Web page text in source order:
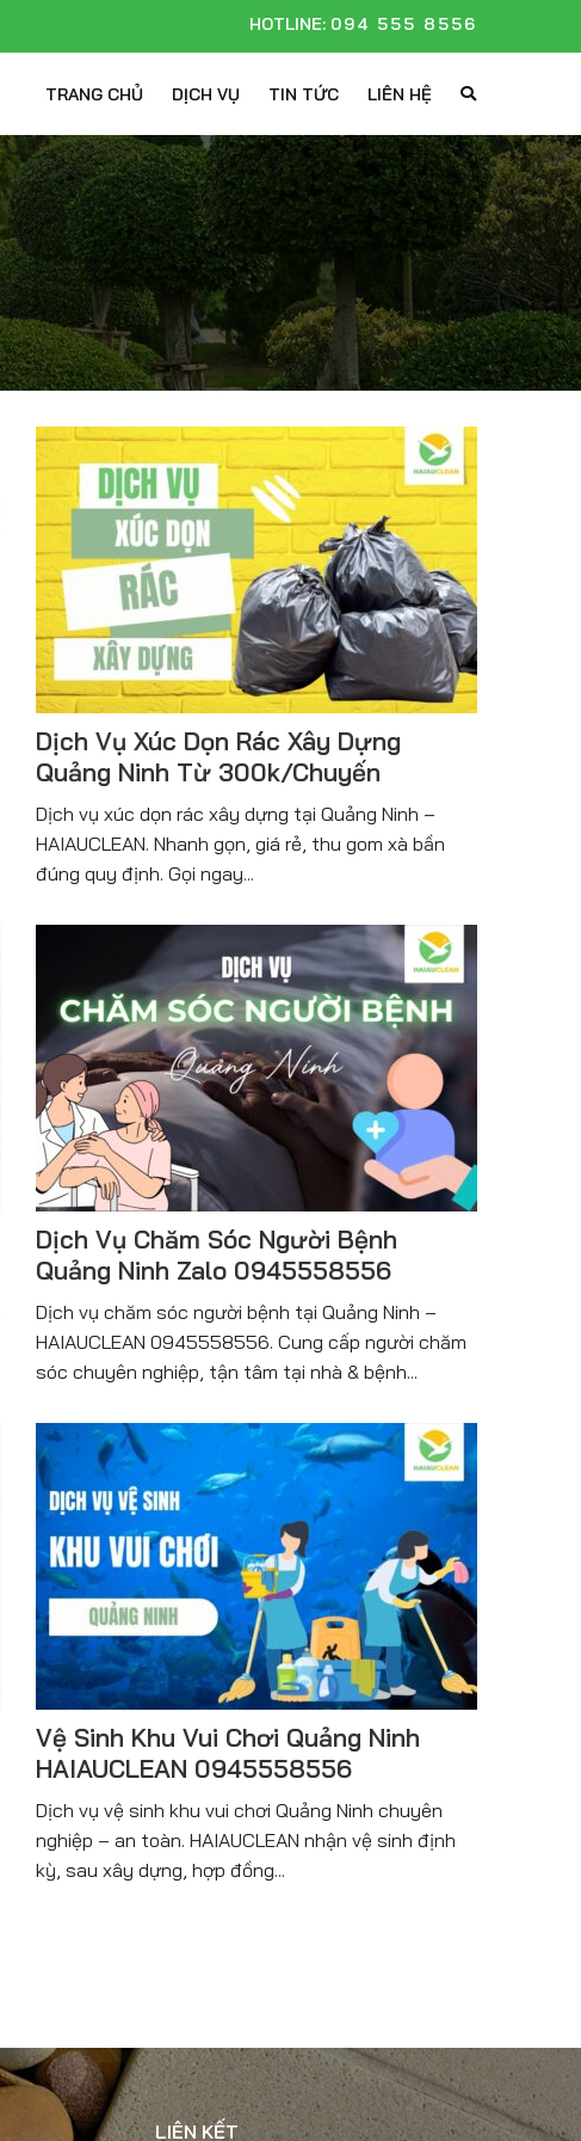
HOTLINE: 094 555 8556
TRANG CHỦ DỊCH VỤ TIN TỨC LIÊN HỆ
Dịch Vụ Xúc Dọn Rác Xây Dựng
Quảng Ninh Từ 300k/Chuyến
Dịch vụ xúc dọn rác xây dựng tại Quảng Ninh –
HAIAUCLEAN. Nhanh gọn, giá rẻ, thu gom xà bần
đúng quy định. Gọi ngay...
Dịch Vụ Chăm Sóc Người Bệnh
Quảng Ninh Zalo 0945558556
Dịch vụ chăm sóc người bệnh tại Quảng Ninh –
HAIAUCLEAN 0945558556. Cung cấp người chăm
sóc chuyên nghiệp, tận tâm tại nhà & bệnh...
Vệ Sinh Khu Vui Chơi Quảng Ninh
HAIAUCLEAN 0945558556
Dịch vụ vệ sinh khu vui chơi Quảng Ninh chuyên
nghiệp – an toàn. HAIAUCLEAN nhận vệ sinh định
kỳ, sau xây dựng, hợp đồng...
LIÊN KẾT